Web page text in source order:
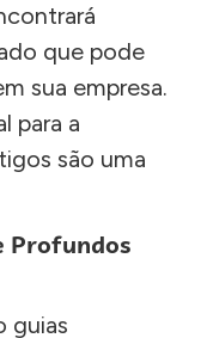
que pode
sua empresa.
para a
são uma
Profundos
guias